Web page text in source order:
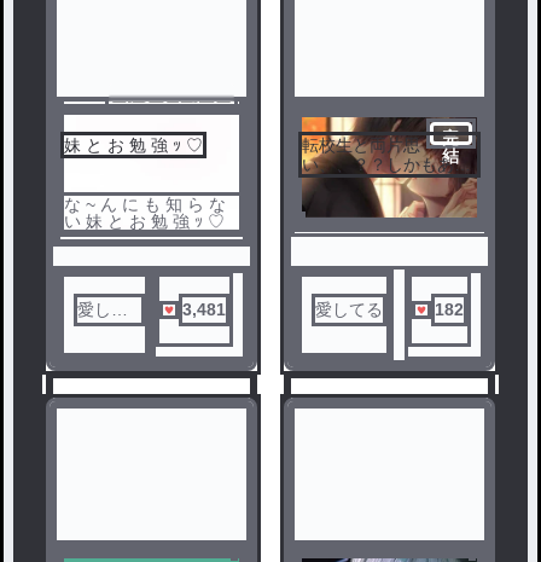
センシティブ
妹 と お 勉 強 ｯ ♡
な ~ ん に も 知 ら な
い 妹 と お 勉 強 ｯ ♡
愛して
3,481
完
結
転校生と両片思
い、、？？しかもあん
な事まで、、///♡♡
愛してる 182